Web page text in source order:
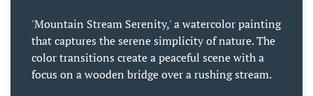
'Mountain Stream Serenity,' a watercolor painting
that captures the serene simplicity of nature. The
color transitions create a peaceful scene with a
focus on a wooden bridge over a rushing stream.